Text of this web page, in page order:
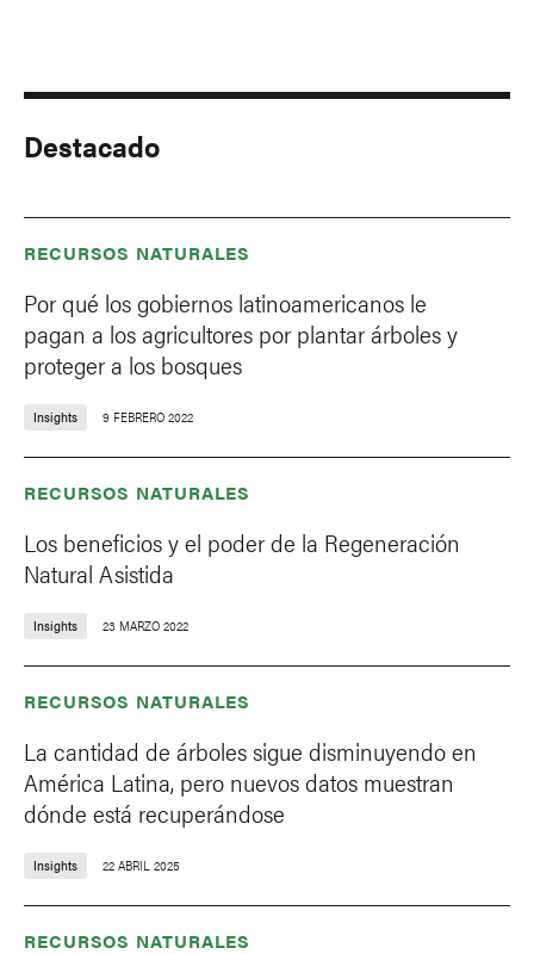
Destacado
RECURSOS NATURALES
Por qué los gobiernos latinoamericanos le
pagan a los agricultores por plantar árboles y
proteger a los bosques
Insights 9 FEBRERO 2022
RECURSOS NATURALES
Los beneficios y el poder de la Regeneración
Natural Asistida
Insights 23 MARZO 2022
RECURSOS NATURALES
La cantidad de árboles sigue disminuyendo en
América Latina, pero nuevos datos muestran
dónde está recuperándose
Insights 22 ABRIL 2025
RECURSOS NATURALES